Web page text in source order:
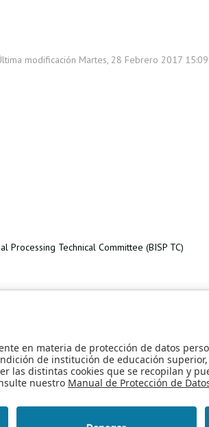
modificación Martes, 28 Febrero 2017 15:09
Technical Committee (BISP TC)
Regreso al inicio